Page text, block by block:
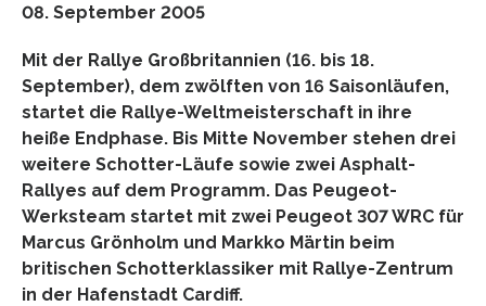
08. September 2005
Mit der Rallye Großbritannien (16. bis 18.
September), dem zwölften von 16 Saisonläufen,
startet die Rallye-Weltmeisterschaft in ihre
heiße Endphase. Bis Mitte November stehen drei
weitere Schotter-Läufe sowie zwei Asphalt-
Rallyes auf dem Programm. Das Peugeot-
Werksteam startet mit zwei Peugeot 307 WRC für
Marcus Grönholm und Markko Märtin beim
britischen Schotterklassiker mit Rallye-Zentrum
in der Hafenstadt Cardiff.